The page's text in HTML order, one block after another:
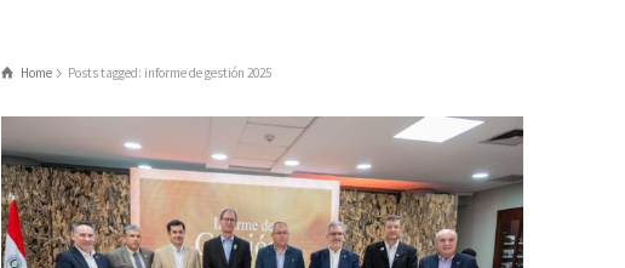
Home Posts tagged: informe de gestión 2025